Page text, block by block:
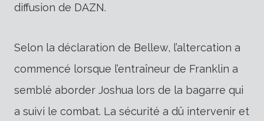
diffusion de DAZN.
Selon la déclaration de Bellew, l’altercation a
commencé lorsque l’entraîneur de Franklin a
semblé aborder Joshua lors de la bagarre qui
a suivi le combat. La sécurité a dû intervenir et